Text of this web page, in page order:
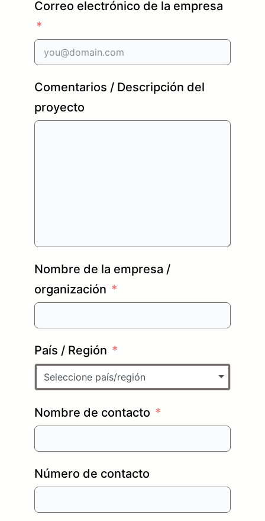
Correo electrónico de la empresa
Comentarios / Descripción del
proyecto
Nombre de la empresa /
organización
País / Región
Seleccione país/región
Nombre de contacto
Número de contacto